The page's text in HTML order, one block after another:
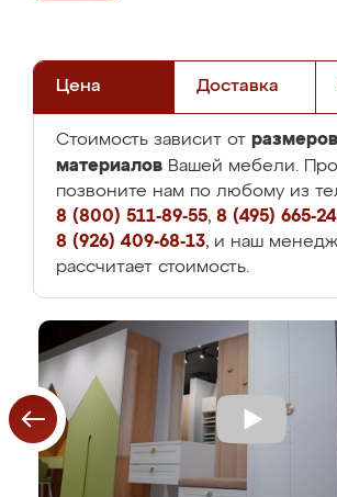
Цена Доставка
Стоимость зависит от
материалов Вашей мебели.
позвоните нам по любому из
8 (800) 511-89-55, 8 (495) 665-
8 (926) 409-68-13, и наш
рассчитает стоимость.